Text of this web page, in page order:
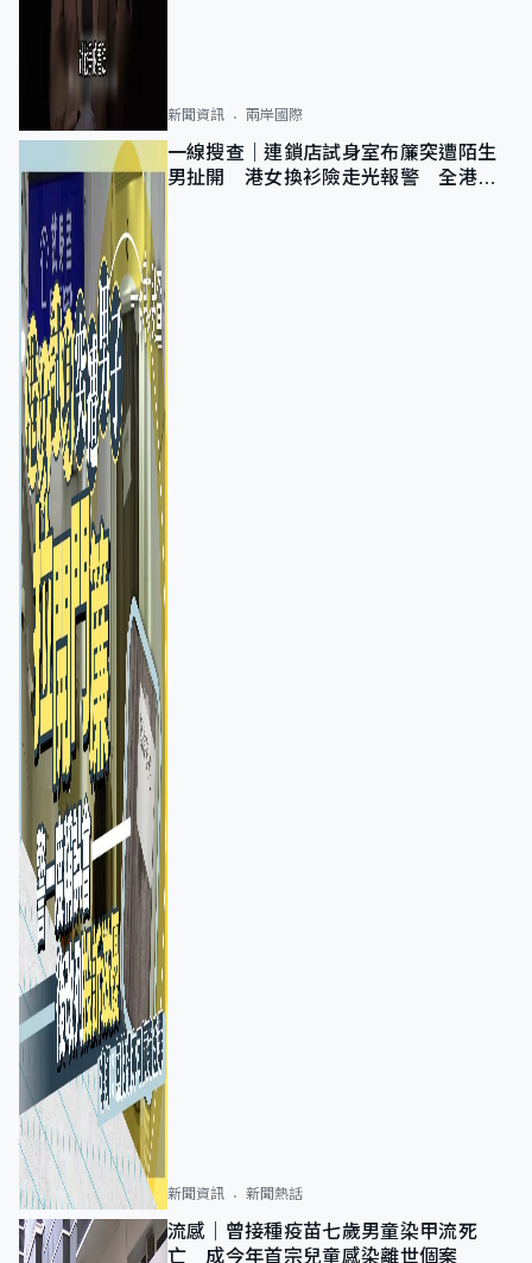
新聞資訊 兩岸國際
一線搜查｜連鎖店試身室布簾突遭陌生
男扯開 港女換衫險走光報警 全港分
新聞資訊 新聞熱話
流感｜曾接種疫苗七歲男童染甲流死
亡 成今年首宗兒童感染離世個案